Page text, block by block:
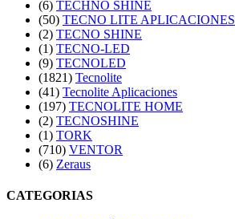
(6) TECHNO SHINE
(50) TECNO LITE APLICACIONES
(2) TECNO SHINE
(1) TECNO-LED
(9) TECNOLED
(1821) Tecnolite
(41) Tecnolite Aplicaciones
(197) TECNOLITE HOME
(2) TECNOSHINE
(1) TORK
(710) VENTOR
(6) Zeraus
CATEGORIAS